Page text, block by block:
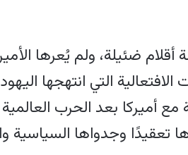
ضئيلة، ولم يُعرها
التي انتهجها
أميركا بعد الحرب
وجدواها السياسية